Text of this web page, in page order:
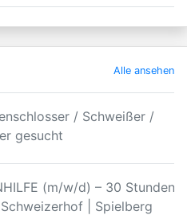
Alle ansehen
/ Schweißer /
gesucht
(m/w/d) – 30 Stunden |
| Spielberg